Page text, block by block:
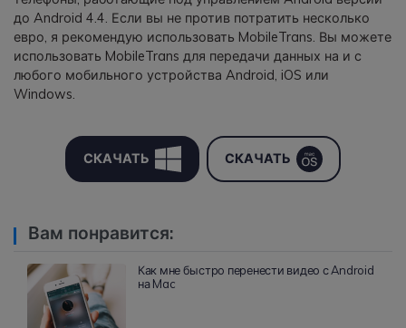
до Android 4.4. Если вы не против потратить несколько
евро, я рекомендую использовать MobileTrans. Вы можете
использовать MobileTrans для передачи данных на и с
любого мобильного устройства Android, iOS или
Windows.
СКАЧАТЬ СКАЧАТЬ
Вам понравится:
Как мне быстро перенести видео с Android
на Mac